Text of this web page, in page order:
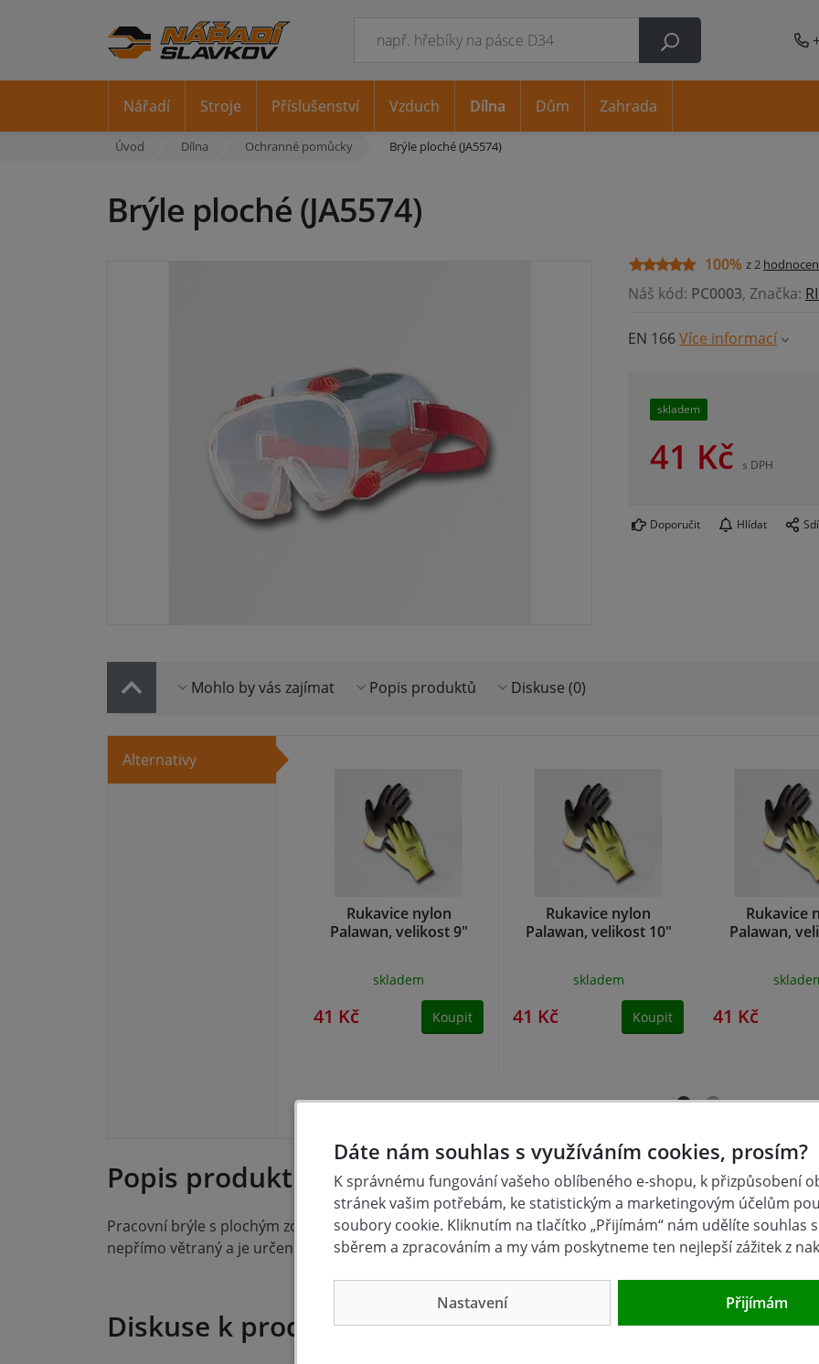
Úvod Dílna Ochranné pomůcky Brýle ploché (JA5574)
Brýle ploché (JA5574)
100% z 2
Náš kód: PC0003, Značka:
EN 166Více informací
skladem
41 Kč s DPH
Doporučit Hlídat
Mohlo by vás zajímat Popis produktů Diskuse (0)
Alternativy
Rukavice nylon
Palawan, velikost 9"
skladem
41 Kč Koupit
Rukavice nylon
Palawan, velikost 10"
skladem
41 Kč Koupit
Rukavice
Palawan,
41 Kč
Popis produktu
Pracovní brýle s plochým zorníkem a měkkou plastovou lícnicí, vzor 5414 je přímo větraný, vzor 5574 je
nepřímo větraný a je určen pro ochranu před stříkajícími kapalinami
Diskuse k produktu (0) Hodnocení
Nářadí Stroje Příslušenství Vzduch Dílna Dům Zahrada
Dáte nám souhlas s využíváním cookies, prosím?
K správnému fungování vašeho oblíbeného e-shopu, k přizpůsobení
stránek vašim potřebám, ke statistickým a marketingovým účelům
soubory cookie. Kliknutím na tlačítko „Přijímám“ nám udělíte souhlas
sběrem a zpracováním a my vám poskytneme ten nejlepší zážitek z
Nastavení Přijímám